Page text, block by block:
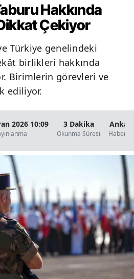
Hakkında
Çekiyor
Türkiye genelindeki
birlikleri hakkında
Birimlerin görevleri ve
ediliyor.
2026 10:09 3 Dakika
Okunma Süresi